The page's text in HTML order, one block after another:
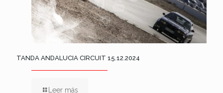
TANDA ANDALUCIA CIRCUIT 15.12.2024
Leer más